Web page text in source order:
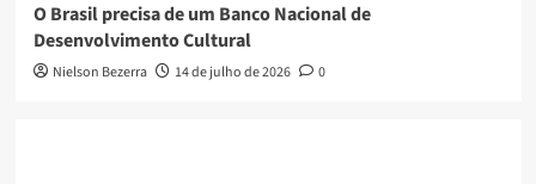
O Brasil precisa de um Banco Nacional de
Desenvolvimento Cultural
Nielson Bezerra 14 de julho de 2026 0